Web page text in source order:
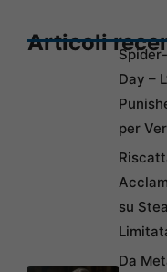
Articoli
Day –
per
su
Da